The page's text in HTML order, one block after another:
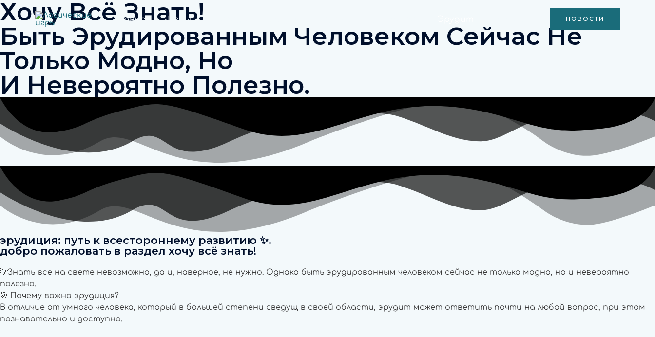
Главная Игры НОВОСТИ
Хочу Всё Знать!
Быть Эрудированным Человеком Сейчас Не
Только Модно, Но
И Невероятно Полезно.
эрудиция: путь к всестороннему развитию ✨.
добро пожаловать в раздел хочу всё знать!
💡Знать все на свете невозможно, да и, наверное, не нужно. Однако быть эрудированным человеком сейчас не только модно, но и невероятно
полезно.
🎯 Почему важна эрудиция?
В отличие от умного человека, который в большей степени сведущ в своей области, эрудит может ответить почти на любой вопрос, при этом
познавательно и доступно.